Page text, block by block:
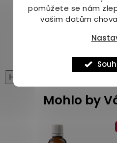
pomůžete se nám
vašim datům
25 Kč
High-contrast mode
Mohlo by